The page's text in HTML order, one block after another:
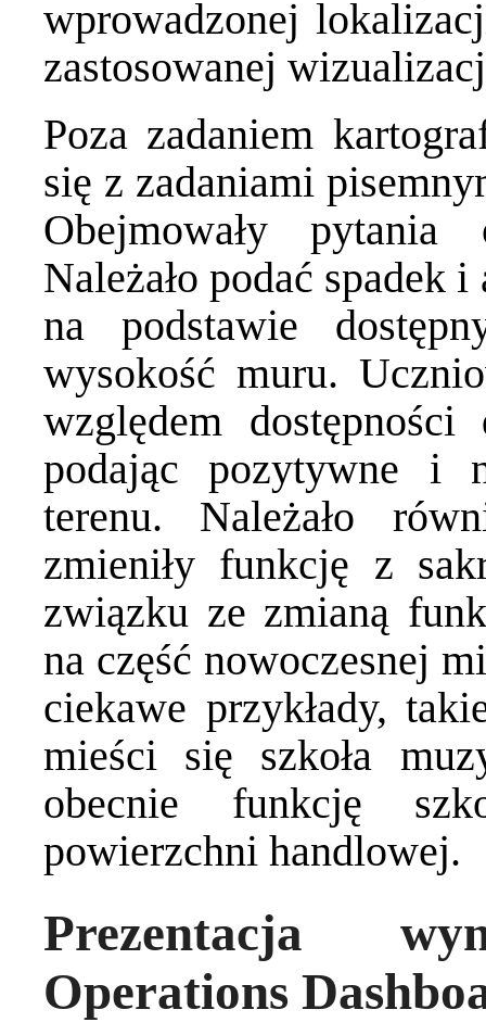
wprowadzonej
zastosowanej
Poza zadaniem
się z zadaniami
Obejmowały
Należało podać
na podstawie
wysokość muru.
względem dostępności
podając pozytywne i
terenu. Należało
zmieniły funkcję z
związku ze zmianą
na część nowoczesnej
ciekawe przykłady,
mieści się szkoła
obecnie funkcję
powierzchni handlowej.
Prezentacja
Operations